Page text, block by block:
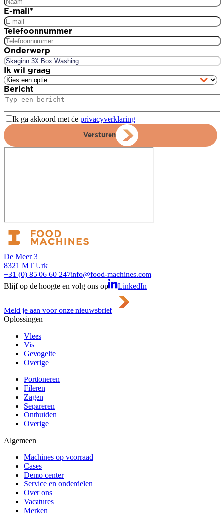
E-mail *
Telefoonnummer
Onderwerp
Ik wil graag
Bericht
Ik ga akkoord met de privacyverklaring
Versturen
De Meer 3
8321 MT Urk
+31 (0) 85 06 60 247info@food-machines.com
Blijf op de hoogte en volg ons op
LinkedIn
Meld je aan voor onze nieuwsbrief
Oplossingen
Vlees
Vis
Gevogelte
Overige
Portioneren
Fileren
Zagen
Separeren
Onthuiden
Overige
Algemeen
Machines op voorraad
Cases
Demo center
Service en onderdelen
Over ons
Vacatures
Merken